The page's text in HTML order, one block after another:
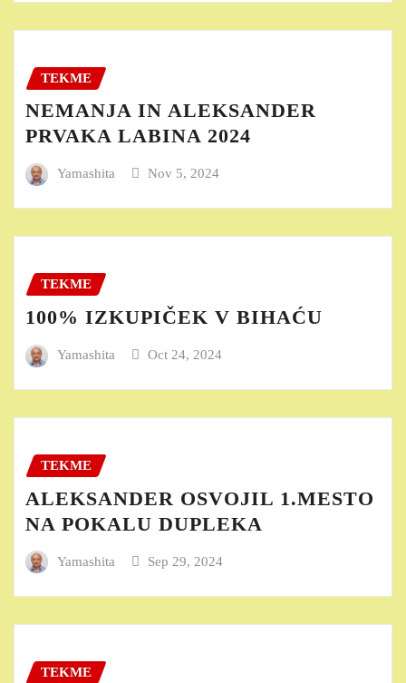
TEKME
NEMANJA IN ALEKSANDER
PRVAKA LABINA 2024
Yamashita Nov 5, 2024
TEKME
100% IZKUPIČEK V BIHAĆU
Yamashita Oct 24, 2024
TEKME
ALEKSANDER OSVOJIL 1.MESTO
NA POKALU DUPLEKA
Yamashita Sep 29, 2024
TEKME